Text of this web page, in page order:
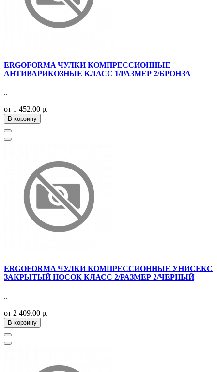
ERGOFORMA ЧУЛКИ КОМПРЕССИОННЫЕ
АНТИВАРИКОЗНЫЕ КЛАСС 1/РАЗМЕР 2/БРОНЗА
..
от 1 452.00 р.
В корзину
ERGOFORMA ЧУЛКИ КОМПРЕССИОННЫЕ УНИСЕКС
ЗАКРЫТЫЙ НОСОК КЛАСС 2/РАЗМЕР 2/ЧЕРНЫЙ
..
от 2 409.00 р.
В корзину